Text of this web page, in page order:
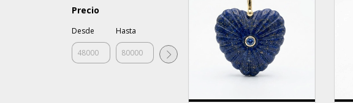
Precio
Desde Hasta